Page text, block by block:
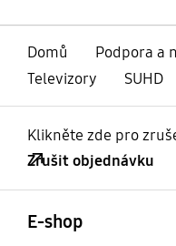
Domů
Podpora a
Televizory
SUHD
Klikněte zde pro
Zrušit objednávku
E-shop